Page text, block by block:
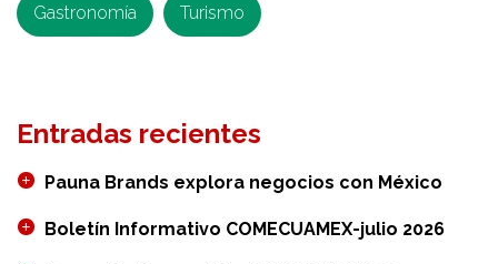
Gastronomía Turismo
Entradas recientes
Pauna Brands explora negocios con México
Boletín Informativo COMECUAMEX-julio 2026